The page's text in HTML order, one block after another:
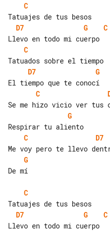
C
D7
G C
C
D7
G
C
G
C
D7
G
De mí
C
D7
G C